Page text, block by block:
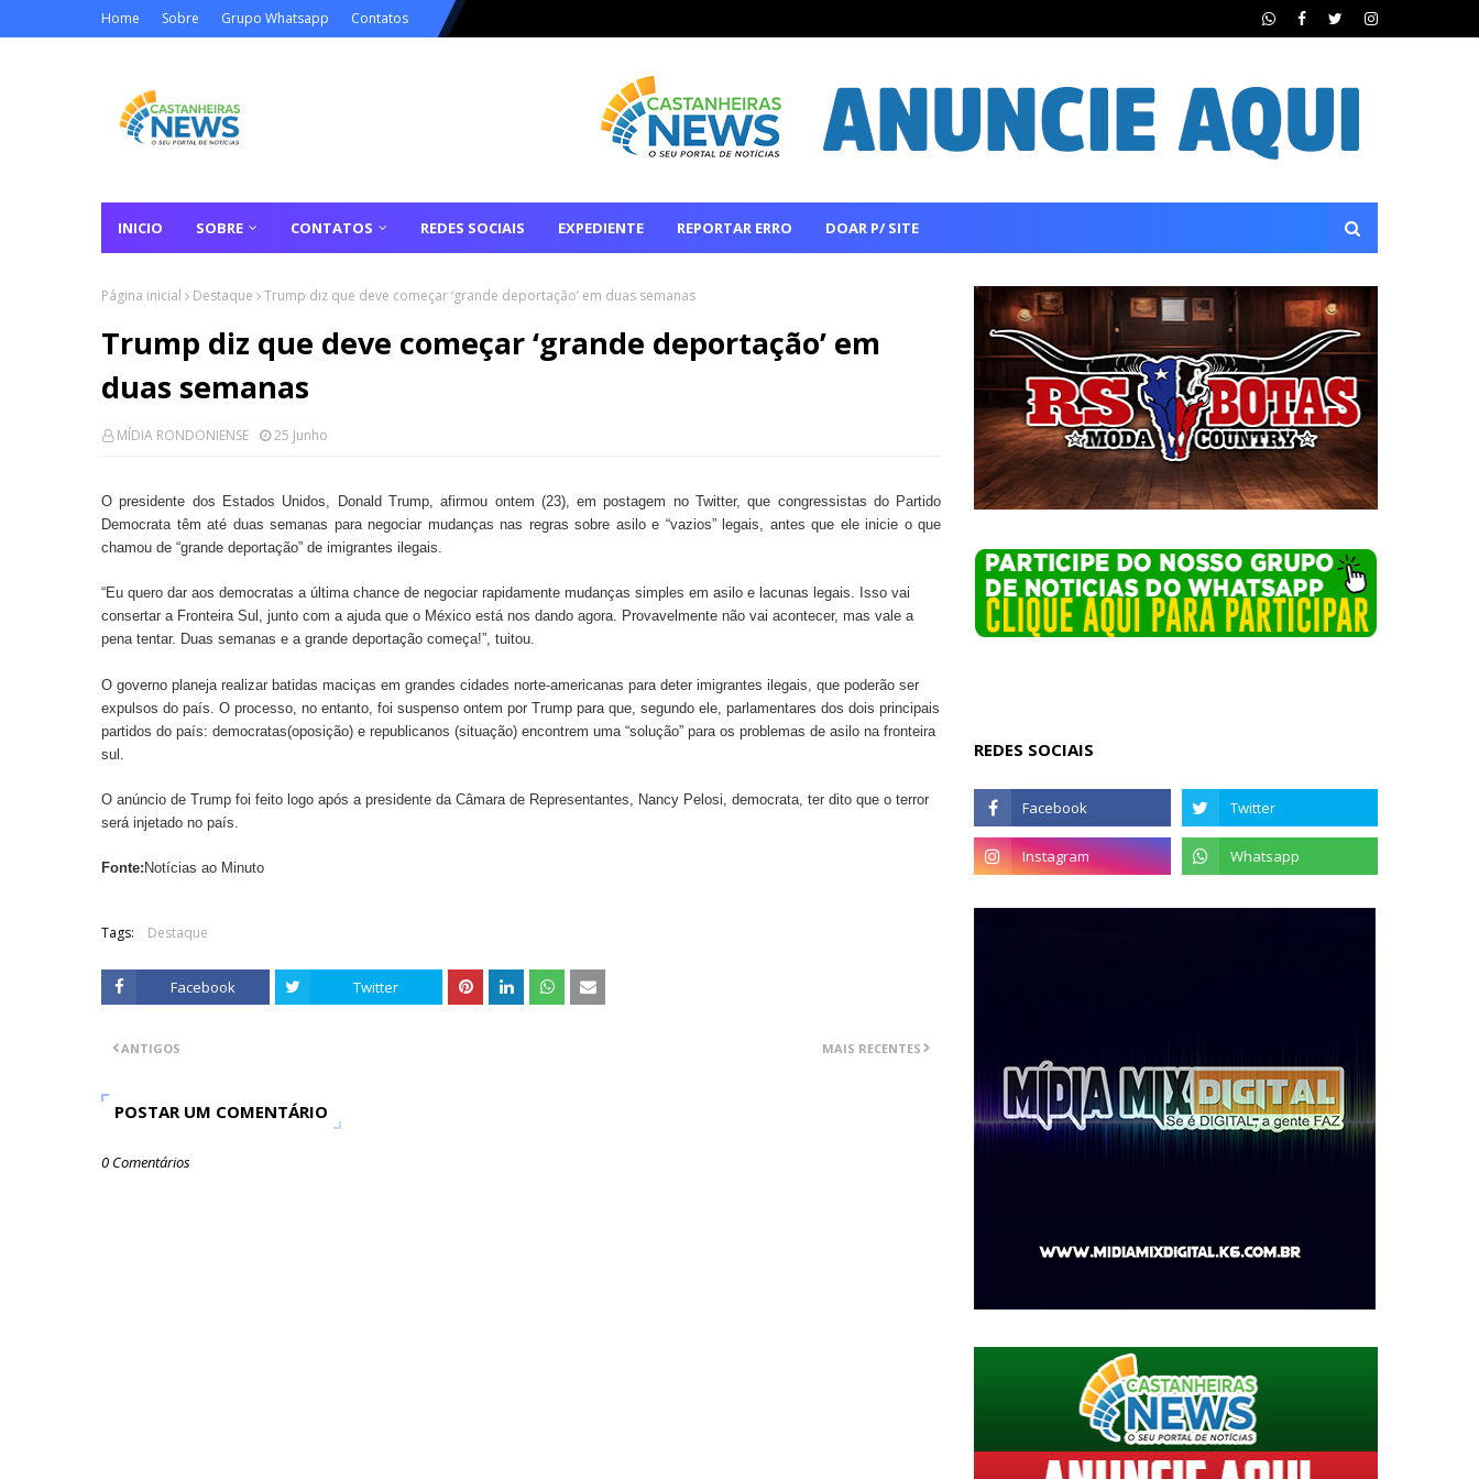
Home Sobre Grupo Whatsapp Contatos
INICIO SOBRE CONTATOS REDES SOCIAIS EXPEDIENTE REPORTAR ERRO DOAR P/ SITE
Página inicial Destaque Trump diz que deve começar ‘grande deportação’ em duas semanas
Trump diz que deve começar ‘grande deportação’ em
duas semanas
MÍDIA RONDONIENSE 25 Junho
O presidente dos Estados Unidos, Donald Trump, afirmou ontem (23), em postagem no Twitter, que congressistas do Partido
Democrata têm até duas semanas para negociar mudanças nas regras sobre asilo e “vazios” legais, antes que ele inicie o que
chamou de “grande deportação” de imigrantes ilegais.
“Eu quero dar aos democratas a última chance de negociar rapidamente mudanças simples em asilo e lacunas legais. Isso vai
consertar a Fronteira Sul, junto com a ajuda que o México está nos dando agora. Provavelmente não vai acontecer, mas vale a
pena tentar. Duas semanas e a grande deportação começa!”, tuitou.
O governo planeja realizar batidas maciças em grandes cidades norte-americanas para deter imigrantes ilegais, que poderão ser
expulsos do país. O processo, no entanto, foi suspenso ontem por Trump para que, segundo ele, parlamentares dos dois principais
partidos do país: democratas(oposição) e republicanos (situação) encontrem uma “solução” para os problemas de asilo na fronteira
sul.
O anúncio de Trump foi feito logo após a presidente da Câmara de Representantes, Nancy Pelosi, democrata, ter dito que o terror
será injetado no país.
Fonte: Notícias ao Minuto
Tags: Destaque
Facebook Twitter
MAIS RECENTES
ANTIGOS
POSTAR UM COMENTÁRIO
0 Comentários
REDES SOCIAIS